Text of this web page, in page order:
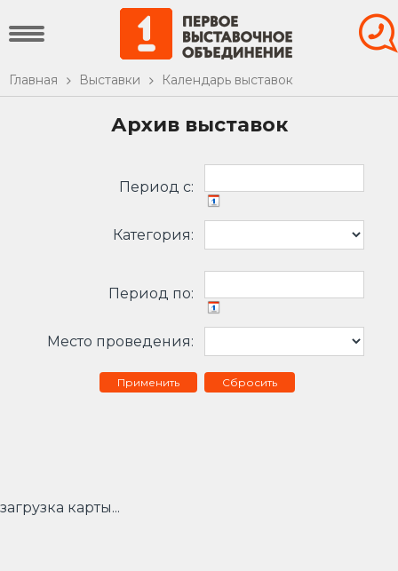
Главная Выставки Календарь выставок
Архив выставок
Период c:
Категория:
Период по:
Место проведения:
Сбросить
загрузка карты...